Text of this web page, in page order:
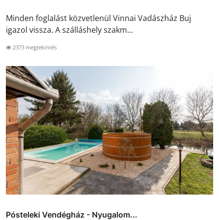
Minden foglalást közvetlenül Vinnai Vadászház Buj
igazol vissza. A szálláshely szakm...
2373 megtekintés
Pósteleki Vendégház - Nyugalom...